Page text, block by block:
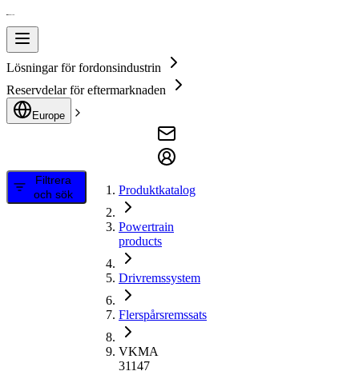
Lösningar för fordonsindustrin
Reservdelar för eftermarknaden
Europe
Filtrera
och sök
Produktkatalog
Powertrain
products
Drivremssystem
Flerspårsremssats
VKMA
31147